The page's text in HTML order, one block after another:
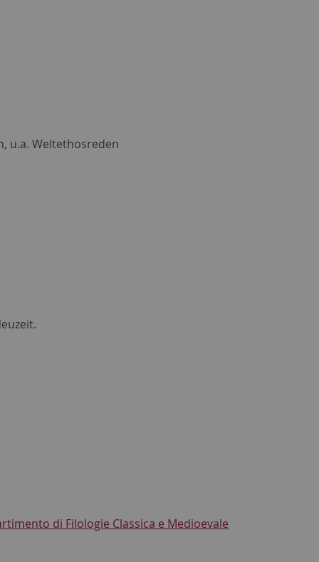
u.a. Weltethosreden
di Filologie Classica e Medioevale